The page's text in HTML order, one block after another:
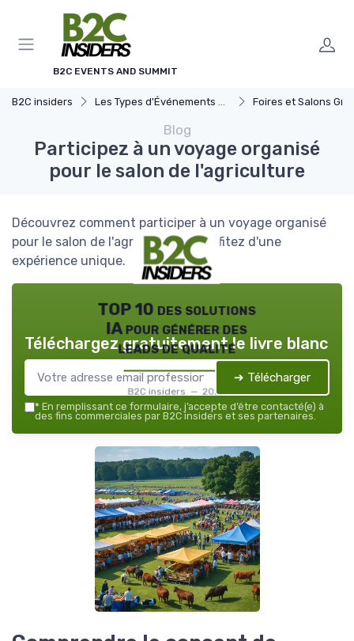
B2C EVENTS AND SUMMIT
B2C insiders Les Types d'Événements B2C Foires et Salons Grand
Blog
Participez à un voyage organisé
pour le salon de l'agriculture
Découvrez comment participer à un voyage organisé
pour le salon de l'agriculture et profitez d'une
expérience unique.
TOP 10 des solutions
IA pour générer des
leads de qualité
B2C insiders — 2026
Téléchargez gratuitement le livre blanc
➔ Télécharger
* En remplissant ce formulaire, j’accepte d’être contacté(e) à
des fins commerciales par B2C insiders et ses partenaires.
Panneau de gestion des cookies